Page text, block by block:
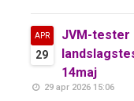
APR
29
JVM-tester
14maj
29 apr 2026 15:06